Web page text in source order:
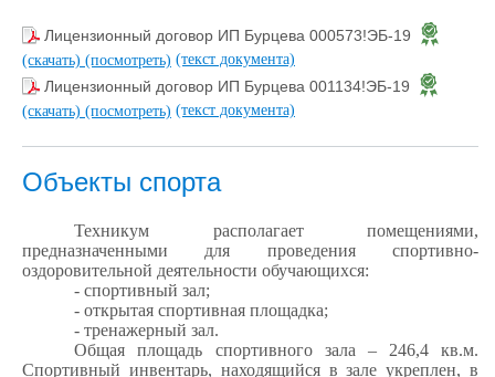
Лицензионный договор ИП Бурцева 000573!ЭБ-19
(скачать) (посмотреть) (текст документа)
Лицензионный договор ИП Бурцева 001134!ЭБ-19
(скачать) (посмотреть) (текст документа)
Объекты спорта
Техникум располагает помещениями,
предназначенными для проведения спортивно-
оздоровительной деятельности обучающихся:
- спортивный зал;
- открытая спортивная площадка;
- тренажерный зал.
Общая площадь спортивного зала – 246,4 кв.м.
Спортивный инвентарь, находящийся в зале укреплен, в